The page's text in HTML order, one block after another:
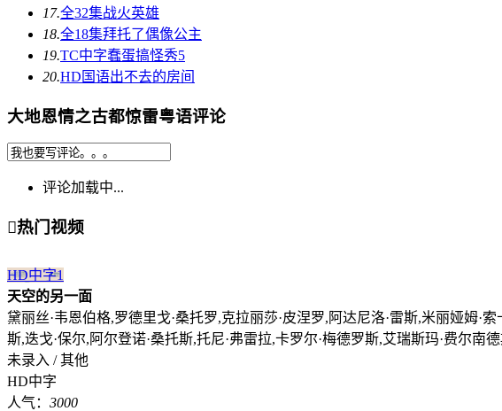
17.全32集战火英雄
18.全18集拜托了偶像公主
19.TC中字蠢蛋搞怪秀5
20.HD国语出不去的房间
大地恩情之古都惊雷粤语评论
评论加载中...
热门视频
HD中字1
天空的另一面
黛丽丝·韦恩伯格,罗德里戈·桑托罗,克拉丽莎·皮涅罗,阿达尼洛·雷斯,米丽娅姆·
斯,迭戈·保尔,阿尔登诺·桑托斯,托尼·弗雷拉,卡罗尔·梅德罗斯,艾瑞斯玛·费尔南
未录入 / 其他
HD中字
人气： 3000